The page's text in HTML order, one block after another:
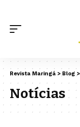
Revista Maringá > Blog >
Notícias